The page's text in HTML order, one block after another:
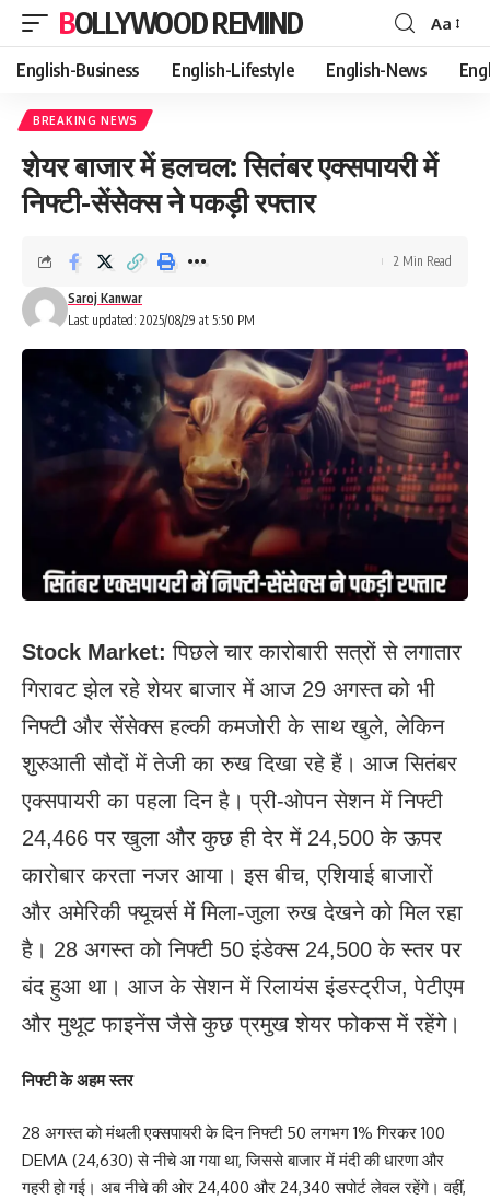
BOLLYWOOD REMIND
Font
Resizer
Aa
English-Business English-Lifestyle English-News
BREAKING NEWS
शेयर बाजार में हलचल: सितंबर एक्सपायरी में
निफ्टी-सेंसेक्स ने पकड़ी रफ्तार
Last updated: 2025/08/29 at 5:50 PM
Saroj Kanwar
2 Min Read
Stock Market:पिछले चार कारोबारी सत्रों से लगातार
गिरावट झेल रहे शेयर बाजार में आज 29 अगस्त को भी
निफ्टी और सेंसेक्स हल्की कमजोरी के साथ खुले, लेकिन
शुरुआती सौदों में तेजी का रुख दिखा रहे हैं। आज सितंबर
एक्सपायरी का पहला दिन है। प्री-ओपन सेशन में निफ्टी
24,466 पर खुला और कुछ ही देर में 24,500 के ऊपर
कारोबार करता नजर आया। इस बीच, एशियाई बाजारों
और अमेरिकी फ्यूचर्स में मिला-जुला रुख देखने को मिल रहा
है। 28 अगस्त को निफ्टी 50 इंडेक्स 24,500 के स्तर पर
बंद हुआ था। आज के सेशन में रिलायंस इंडस्ट्रीज, पेटीएम
और मुथूट फाइनेंस जैसे कुछ प्रमुख शेयर फोकस में रहेंगे।
निफ्टी के अहम स्तर
28 अगस्त को मंथली एक्सपायरी के दिन निफ्टी 50 लगभग 1% गिरकर 100
DEMA (24,630) से नीचे आ गया था, जिससे बाजार में मंदी की धारणा और
गहरी हो गई। अब नीचे की ओर 24,400 और 24,340 सपोर्ट लेवल रहेंगे। वहीं,